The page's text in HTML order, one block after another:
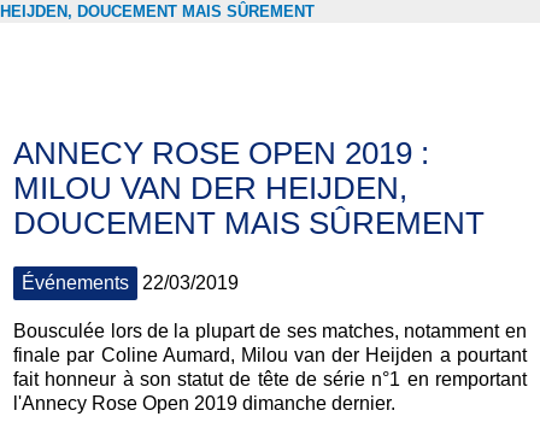
HEIJDEN, DOUCEMENT MAIS SÛREMENT
ANNECY ROSE OPEN 2019 :
MILOU VAN DER HEIJDEN,
DOUCEMENT MAIS SÛREMENT
Événements 22/03/2019
Bousculée lors de la plupart de ses matches, notamment en
finale par Coline Aumard, Milou van der Heijden a pourtant
fait honneur à son statut de tête de série n°1 en remportant
l'Annecy Rose Open 2019 dimanche dernier.